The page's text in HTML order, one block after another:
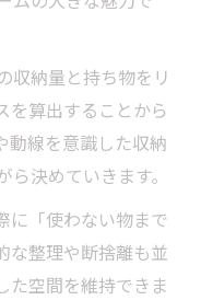
収納量と持ち物をリ
を算出することから
動線を意識した収納
決めていきます。
に「使わない物まで
な整理や断捨離も並
た空間を維持できま